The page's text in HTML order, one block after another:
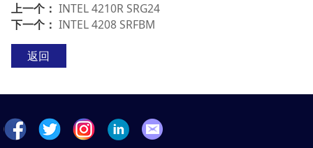
上一个： INTEL 4210R SRG24
下一个： INTEL 4208 SRFBM
返回